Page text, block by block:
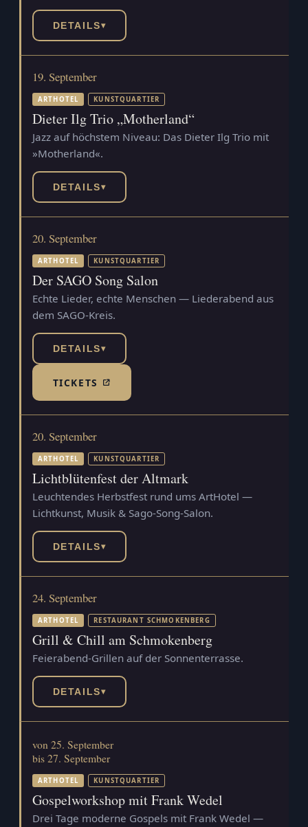
DETAILS▾
19. September
ARTHOTEL KUNSTQUARTIER
Dieter Ilg Trio „Motherland“
Jazz auf höchstem Niveau: Das Dieter Ilg Trio mit
»Motherland«.
DETAILS▾
20. September
ARTHOTEL KUNSTQUARTIER
Der SAGO Song Salon
Echte Lieder, echte Menschen — Liederabend aus
dem SAGO-Kreis.
DETAILS▾
TICKETS(TICKETSHOP, ÖFFNET IN NEUEM TAB)
20. September
ARTHOTEL KUNSTQUARTIER
Lichtblütenfest der Altmark
Leuchtendes Herbstfest rund ums ArtHotel —
Lichtkunst, Musik & Sago-Song-Salon.
DETAILS▾
24. September
ARTHOTEL RESTAURANT SCHMOKENBERG
Grill & Chill am Schmokenberg
Feierabend-Grillen auf der Sonnenterrasse.
DETAILS▾
von 25. September
bis 27. September
ARTHOTEL KUNSTQUARTIER
Gospelworkshop mit Frank Wedel
Drei Tage moderne Gospels mit Frank Wedel —